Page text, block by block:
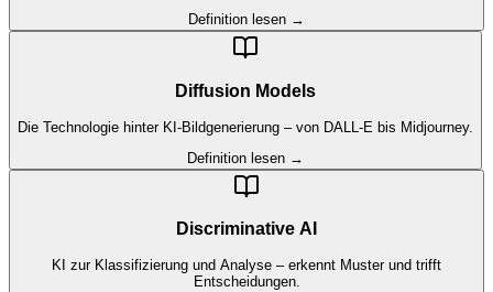
Definition lesen →
Diffusion Models
Die Technologie hinter KI-Bildgenerierung – von DALL-E bis Midjourney.
Definition lesen →
Discriminative AI
KI zur Klassifizierung und Analyse – erkennt Muster und trifft
Entscheidungen.